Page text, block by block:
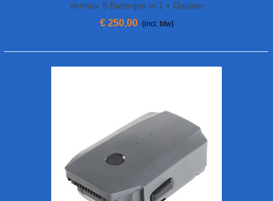
Verhuur 5 Batterijen In 1 + Oplader
€ 250,00 (incl. btw)